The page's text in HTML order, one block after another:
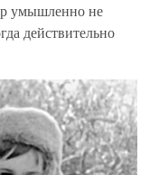
умышленно не
действительно